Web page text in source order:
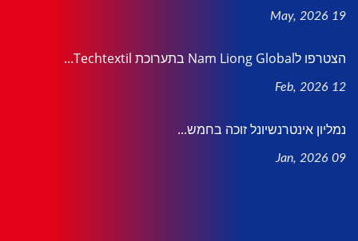
19 May, 2026
הצטרפו לNam Liong Global בתערוכת Techtextil...
12 Feb, 2026
נמליון אינטרנשיונל זוכה בחמש...
09 Jan, 2026